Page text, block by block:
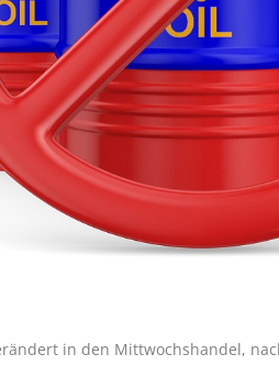
in den Mittwochshandel,